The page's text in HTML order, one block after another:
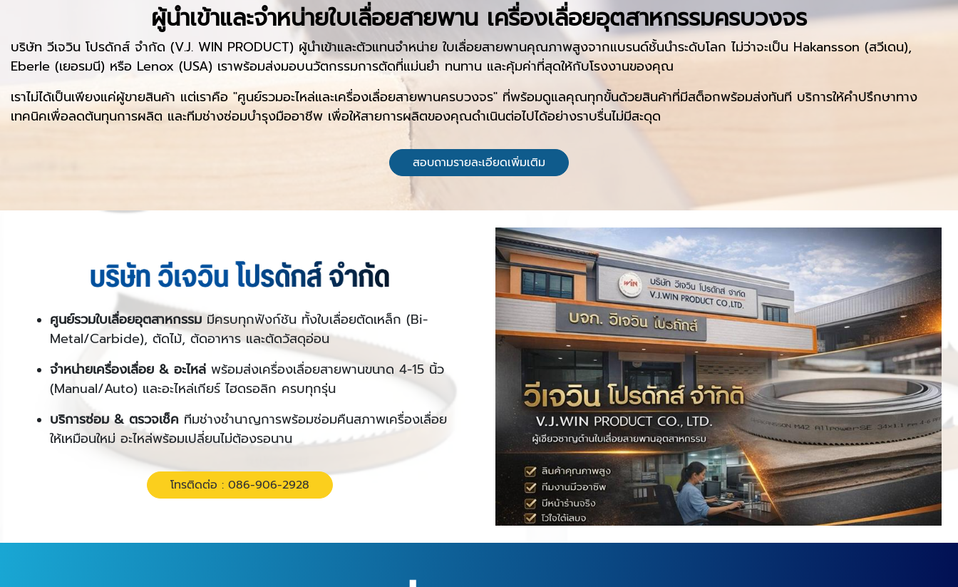
ผู้นำเข้าและจำหน่ายใบเลื่อยสายพาน เครื่องเลื่อยอุตสาหกรรมครบวงจร
บริษัท วีเจวิน โปรดักส์ จำกัด (V.J. WIN PRODUCT) ผู้นำเข้าและตัวแทนจำหน่าย ใบเลื่อยสายพานคุณภาพสูงจากแบรนด์ชั้นนำระดับโลก ไม่ว่าจะเป็น Hakansson (สวีเดน),
Eberle (เยอรมนี) หรือ Lenox (USA) เราพร้อมส่งมอบนวัตกรรมการตัดที่แม่นยำ ทนทาน และคุ้มค่าที่สุดให้กับโรงงานของคุณ
เราไม่ได้เป็นเพียงแค่ผู้ขายสินค้า แต่เราคือ "ศูนย์รวมอะไหล่และเครื่องเลื่อยสายพานครบวงจร" ที่พร้อมดูแลคุณทุกขั้นด้วยสินค้าที่มีสต็อกพร้อมส่งทันที บริการให้คำปรึกษาทาง
เทคนิคเพื่อลดต้นทุนการผลิต และทีมช่างซ่อมบำรุงมืออาชีพ เพื่อให้สายการผลิตของคุณดำเนินต่อไปได้อย่างราบรื่นไม่มีสะดุด
สอบถามรายละเอียดเพิ่มเติม
ศูนย์รวมใบเลื่อยอุตสาหกรรม มีครบทุกฟังก์ชัน ทั้งใบเลื่อยตัดเหล็ก (Bi-
Metal/Carbide), ตัดไม้, ตัดอาหาร และตัดวัสดุอ่อน
จำหน่ายเครื่องเลื่อย & อะไหล่ พร้อมส่งเครื่องเลื่อยสายพานขนาด 4-15 นิ้ว
(Manual/Auto) และอะไหล่เกียร์ ไฮดรอลิก ครบทุกรุ่น
บริการซ่อม& ตรวจเช็ค ทีมช่างชำนาญการพร้อมซ่อมคืนสภาพเครื่องเลื่อย
ให้เหมือนใหม่ อะไหล่พร้อมเปลี่ยนไม่ต้องรอนาน
โทรติดต่อ : 086-906-2928